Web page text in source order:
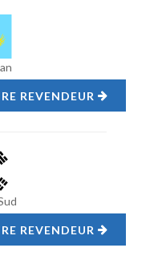
REVENDEUR
REVENDEUR